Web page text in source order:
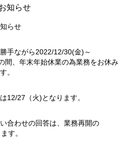
知らせ
らせ
手ながら2022/12/30(金)～
間、年末年始休業の為業務をお休み
。
12/27（火)となります。
合わせの回答は、業務再開の
す。